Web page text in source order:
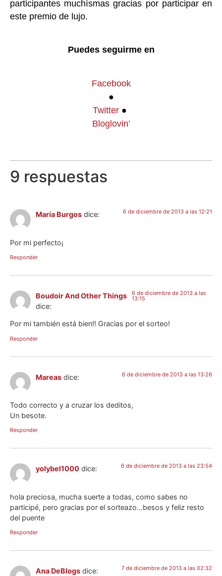
participantes muchísmas gracias por participar en
este premio de lujo.
Puedes seguirme en
Facebook
●
Twitter ●
Bloglovin’
9 respuestas
María Burgos dice: 6 de diciembre de 2013 a las 12:21
Por mi perfecto¡
Responder
Boudoir And Other Things
dice:
6 de diciembre de 2013 a las
13:15
Por mi también está bien!! Gracias por el sorteo!
Responder
Mareas dice: 6 de diciembre de 2013 a las 13:26
Todo correcto y a cruzar los deditos,
Un besote.
Responder
yolybel1000 dice: 6 de diciembre de 2013 a las 23:54
hola preciosa, mucha suerte a todas, como sabes no
participé, pero gracias por el sorteazo…besos y feliz resto
del puente
Responder
Ana DeBlogs dice: 7 de diciembre de 2013 a las 02:32